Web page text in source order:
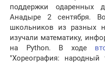
поддержки одаренных
Анадыре 2 сентября.
школьников из разных
изучали математику,
на Python. В ходе
"Хореография: